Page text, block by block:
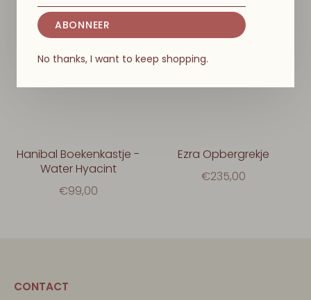
Hanibal Boekenkastje -
Water Hyacint
€99,00
Ezra Opbergrekje
€235,00
CONTACT
ABONNEER
No thanks, I want to keep shopping.